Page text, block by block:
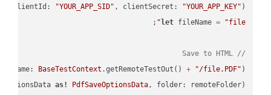
(clientId: "YOUR_APP_SID" , clientSecret: "YOUR_APP_KEY" );
let fileName = "file"
// Save to HTML
BaseTestContext .getRemoteTestOut() + "/file.PDF" );
as! PdfSaveOptionsData, folder: remoteFolder);